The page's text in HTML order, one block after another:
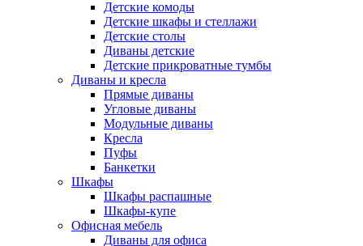
Детские комоды
Детские шкафы и стеллажи
Детские столы
Диваны детские
Детские прикроватные тумбы
Диваны и кресла
Прямые диваны
Угловые диваны
Модульные диваны
Кресла
Пуфы
Банкетки
Шкафы
Шкафы распашные
Шкафы-купе
Офисная мебель
Диваны для офиса